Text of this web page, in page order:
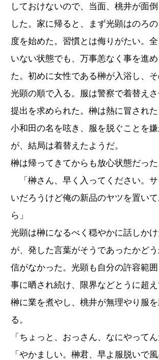
しておけないので、当面、桃井が面
した。家に帰ると、まず光顕はのろ
度を始めた。習慣とは侮りがたい。
いない状態でも、万事恙なく事を進
た。初めに女性である榊が入浴し、そ
光顕の順で入る。服は警察で着替え
提出を求められた。榊は熱に冒され
小和田の名を呟き、服を脱ぐことを
が、結局は着替えたようだ。
榊は帰ってきてからも放心状態だった
「榊さん、早く入ってください。
いだろうけど俺の新品のヤツを置い
ら」
光顕は榊になるべく穏やかに話しか
が、発した言葉がそうであったかど
信がなかった。光顕も自分の許容範
事に晒され続け、限界などとうに超え
榊に業を煮やし、桃井が無理やり服
る。
「ちょっと、おっさん、なにやってん
「やかましい。榊君、早よ服脱いで